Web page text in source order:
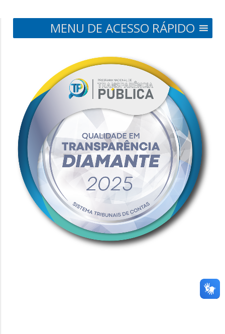
MENU DE ACESSO RÁPIDO